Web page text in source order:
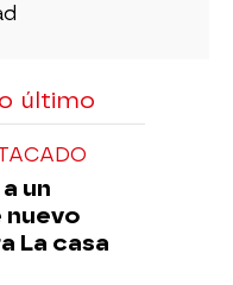
último
un
La casa